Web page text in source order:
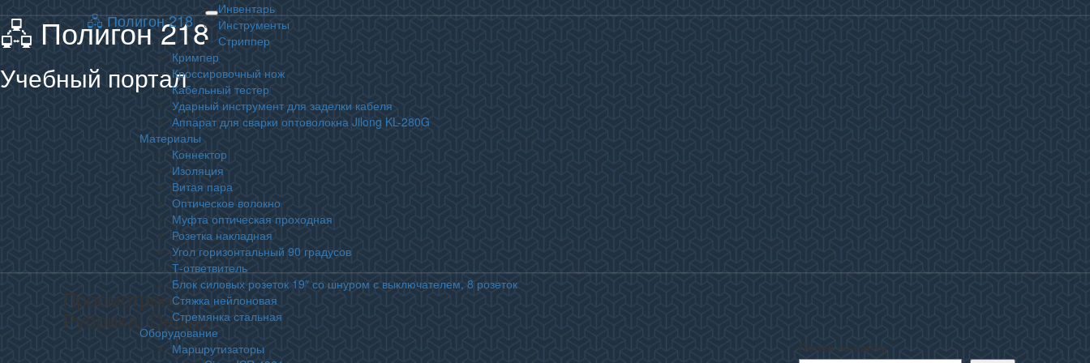
Toggle
navigation
🖧 Полигон 218
Инвентарь
Инструменты
Стриппер
Кримпер
Кроссировочный нож
Кабельный тестер
Ударный инструмент для заделки кабеля
Аппарат для сварки оптоволокна Jilong KL-280G
Материалы
Коннектор
Изоляция
Витая пара
Оптическое волокно
Муфта оптическая проходная
Розетка накладная
Угол горизонтальный 90 градусов
Т-ответвитель
Блок силовых розеток 19″ со шнуром с выключателем, 8 розеток
Стяжка нейлоновая
Стремянка стальная
Оборудование
Маршрутизаторы
🖧 Полигон 218
Учебный портал
Просмотрено
Рубрика: Debian
Поиск по сайту